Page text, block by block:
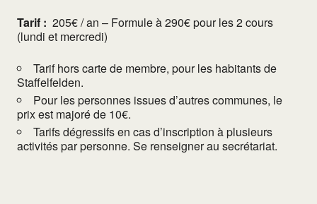
Tarif : 205€ / an – Formule à 290€ pour les 2 cours
(lundi et mercredi)
Tarif hors carte de membre, pour les habitants de
Staffelfelden.
Pour les personnes issues d’autres communes, le
prix est majoré de 10€.
Tarifs dégressifs en cas d’inscription à plusieurs
activités par personne. Se renseigner au secrétariat.